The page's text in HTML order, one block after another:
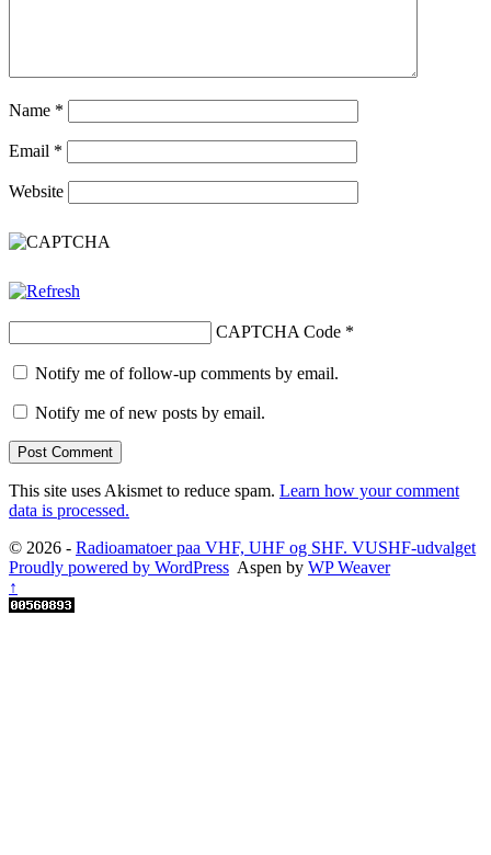
Name *
Email *
Website
CAPTCHA Code *
Notify me of follow-up comments by email.
Notify me of new posts by email.
This site uses Akismet to reduce spam. Learn how your comment
data is processed.
© 2026 - Radioamatoer paa VHF, UHF og SHF. VUSHF-udvalget
Proudly powered by WordPress Aspen by WP Weaver
↑